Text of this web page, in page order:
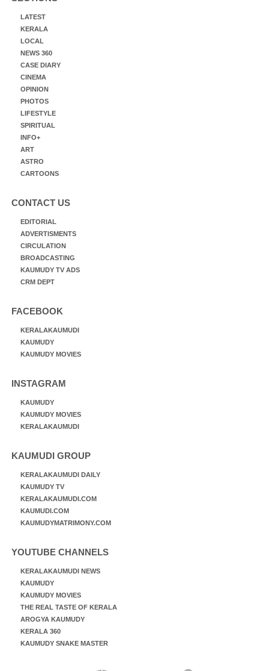
LATEST
KERALA
LOCAL
NEWS 360
CASE DIARY
CINEMA
OPINION
PHOTOS
LIFESTYLE
SPIRITUAL
INFO+
ART
ASTRO
CARTOONS
CONTACT US
EDITORIAL
ADVERTISMENTS
CIRCULATION
BROADCASTING
KAUMUDY TV ADS
CRM DEPT
FACEBOOK
KERALAKAUMUDI
KAUMUDY
KAUMUDY MOVIES
INSTAGRAM
KAUMUDY
KAUMUDY MOVIES
KERALAKAUMUDI
KAUMUDI GROUP
KERALAKAUMUDI DAILY
KAUMUDY TV
KERALAKAUMUDI.COM
KAUMUDI.COM
KAUMUDYMATRIMONY.COM
YOUTUBE CHANNELS
KERALAKAUMUDI NEWS
KAUMUDY
KAUMUDY MOVIES
THE REAL TASTE OF KERALA
AROGYA KAUMUDY
KERALA 360
KAUMUDY SNAKE MASTER